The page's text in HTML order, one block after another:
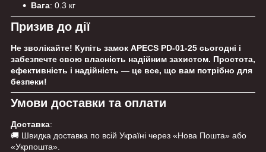
Вага: 0.3 кг
Призив до дії
Не зволікайте! Купіть замок APECS PD-01-25 сьогодні і
забезпечте свою власність надійним захистом. Простота,
ефективність і надійність — це все, що вам потрібно для
безпеки!
Умови доставки та оплати
Доставка:
🚚 Швидка доставка по всій Україні через «Нова Пошта» або
«Укрпошта».